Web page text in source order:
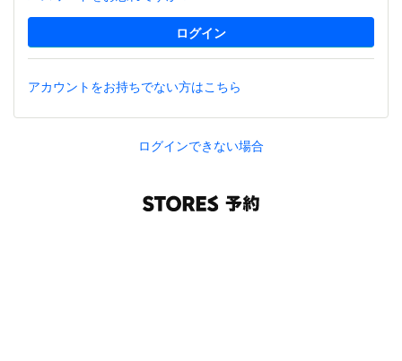
アカウントをお持ちでない方はこちら
ログインできない場合